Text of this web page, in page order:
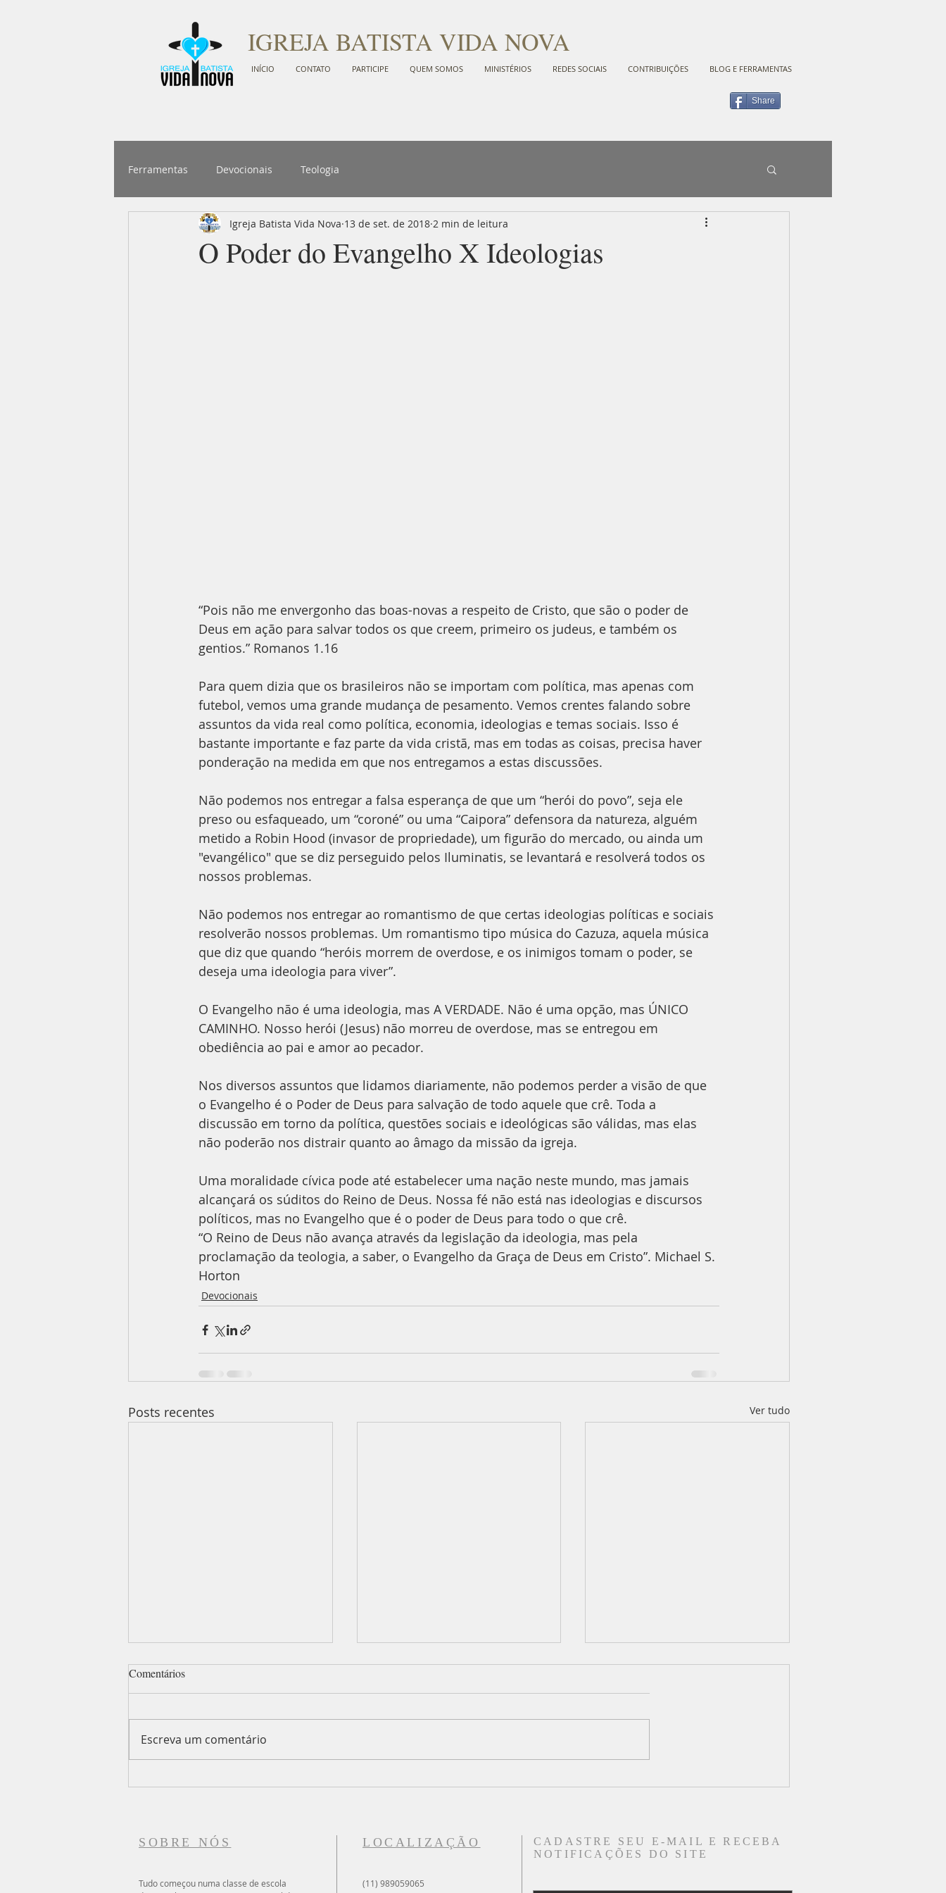
IGREJA BATISTA VIDA NOVA
INÍCIO CONTATO PARTICIPE QUEM SOMOS MINISTÉRIOS REDES SOCIAIS CONTRIBUIÇÕES BLOG E FERRAMENTAS
Share
Ferramentas Devocionais Teologia
O Poder do Evangelho X Ideologias
Igreja Batista Vida Nova 13 de set. de 2018 2 min de leitura
“Pois não me envergonho das boas-novas a respeito de Cristo, que são o poder de
Deus em ação para salvar todos os que creem, primeiro os judeus, e também os
gentios.” Romanos 1.16
Para quem dizia que os brasileiros não se importam com política, mas apenas com
futebol, vemos uma grande mudança de pesamento. Vemos crentes falando sobre
assuntos da vida real como política, economia, ideologias e temas sociais. Isso é
bastante importante e faz parte da vida cristã, mas em todas as coisas, precisa haver
ponderação na medida em que nos entregamos a estas discussões.
Não podemos nos entregar a falsa esperança de que um “herói do povo”, seja ele
preso ou esfaqueado, um “coroné” ou uma “Caipora” defensora da natureza, alguém
metido a Robin Hood (invasor de propriedade), um figurão do mercado, ou ainda um
"evangélico" que se diz perseguido pelos Iluminatis, se levantará e resolverá todos os
nossos problemas.
Não podemos nos entregar ao romantismo de que certas ideologias políticas e sociais
resolverão nossos problemas. Um romantismo tipo música do Cazuza, aquela música
que diz que quando “heróis morrem de overdose, e os inimigos tomam o poder, se
deseja uma ideologia para viver”.
O Evangelho não é uma ideologia, mas A VERDADE. Não é uma opção, mas ÚNICO
CAMINHO. Nosso herói (Jesus) não morreu de overdose, mas se entregou em
obediência ao pai e amor ao pecador.
Nos diversos assuntos que lidamos diariamente, não podemos perder a visão de que
o Evangelho é o Poder de Deus para salvação de todo aquele que crê. Toda a
discussão em torno da política, questões sociais e ideológicas são válidas, mas elas
não poderão nos distrair quanto ao âmago da missão da igreja.
Uma moralidade cívica pode até estabelecer uma nação neste mundo, mas jamais
alcançará os súditos do Reino de Deus. Nossa fé não está nas ideologias e discursos
políticos, mas no Evangelho que é o poder de Deus para todo o que crê.
“O Reino de Deus não avança através da legislação da ideologia, mas pela
proclamação da teologia, a saber, o Evangelho da Graça de Deus em Cristo”. Michael S.
Horton
Devocionais
Posts recentes Ver tudo
Santidade X Preocupações
Comentários
Escreva um comentário
SOBRE NÓS
Tudo começou numa classe de escola
LOCALIZAÇÃO
(11) 989059065
CADASTRE SEU E-MAIL E RECEBA
NOTIFICAÇÕES DO SITE